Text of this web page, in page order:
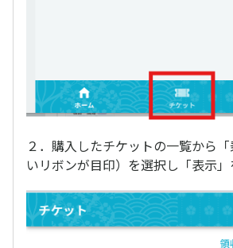
２．購入したチケットの一覧から
いリボンが目印）を選択し「表示